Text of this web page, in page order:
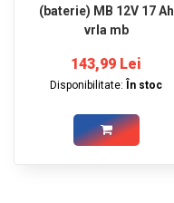
(baterie) MB 12V 17 Ah
vrla mb
143,99 Lei
Disponibilitate: În stoc